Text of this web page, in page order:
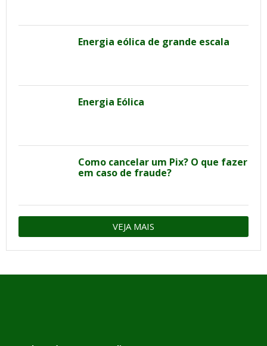
Energia eólica de grande escala
Energia Eólica
Como cancelar um Pix? O que fazer
em caso de fraude?
VEJA MAIS